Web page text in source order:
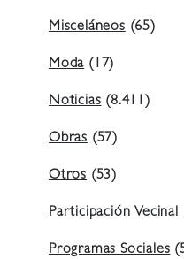
Misceláneos (65)
Moda (17)
Noticias (8.411)
Obras (57)
Otros (53)
Participación Vecinal
Programas Sociales